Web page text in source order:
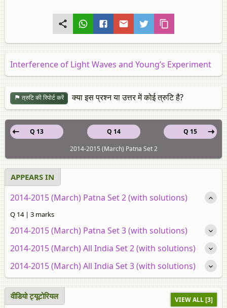
Interference of Light Waves and Young’s Experiment
त्रुटि की रिपोर्ट करें क्या इस प्रश्न या उत्तर में कोई त्रुटि है?
Q 14
Q 13
Q 15
2014-2015 (March) Patna Set 2
APPEARS IN
2014-2015 (March) Patna Set 2 (with solutions)
Q 14 | 3 marks
2014-2015 (March) Patna Set 3 (with solutions)
2014-2015 (March) All India Set 2 (with solutions)
2014-2015 (March) All India Set 3 (with solutions)
वीडियो ट्यूटोरियल VIEW ALL [3]